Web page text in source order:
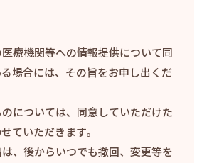
医療機関等への情報提供について同
場合には、その旨をお申し出くだ
については、同意していただけた
ていただきます。
、後からいつでも撤回、変更等を